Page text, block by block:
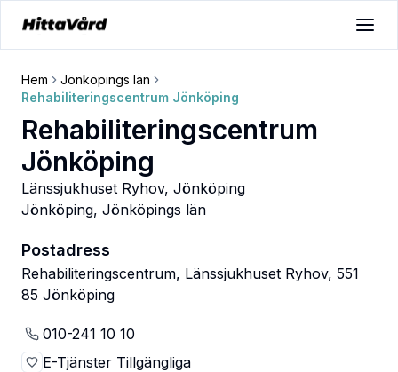
Hem
Jönköpings län
Rehabiliteringscentrum Jönköping
Rehabiliteringscentrum
Jönköping
Länssjukhuset Ryhov, Jönköping
Jönköping, Jönköpings län
Postadress
Rehabiliteringscentrum, Länssjukhuset Ryhov, 551
85 Jönköping
010-241 10 10
E-Tjänster Tillgängliga